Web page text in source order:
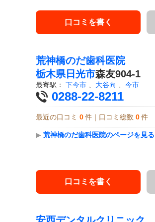
口コミを書く
荒神橋のだ歯科医院
栃木県 日光市森友904-1
最寄駅： 下今市 大谷向 今市
0288-22-8211
最近の口コミ 0 件｜口コミ総数 0 件
▶ 荒神橋のだ歯科医院のページを見る
口コミを書く